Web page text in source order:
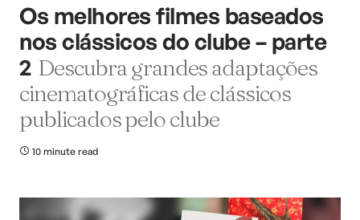
Os melhores filmes baseados
nos clássicos do clube – parte
2 Descubra grandes adaptações
cinematográficas de clássicos
publicados pelo clube
10 minute read